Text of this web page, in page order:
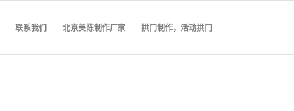
联系我们 北京美陈制作厂家 拱门制作，活动拱门